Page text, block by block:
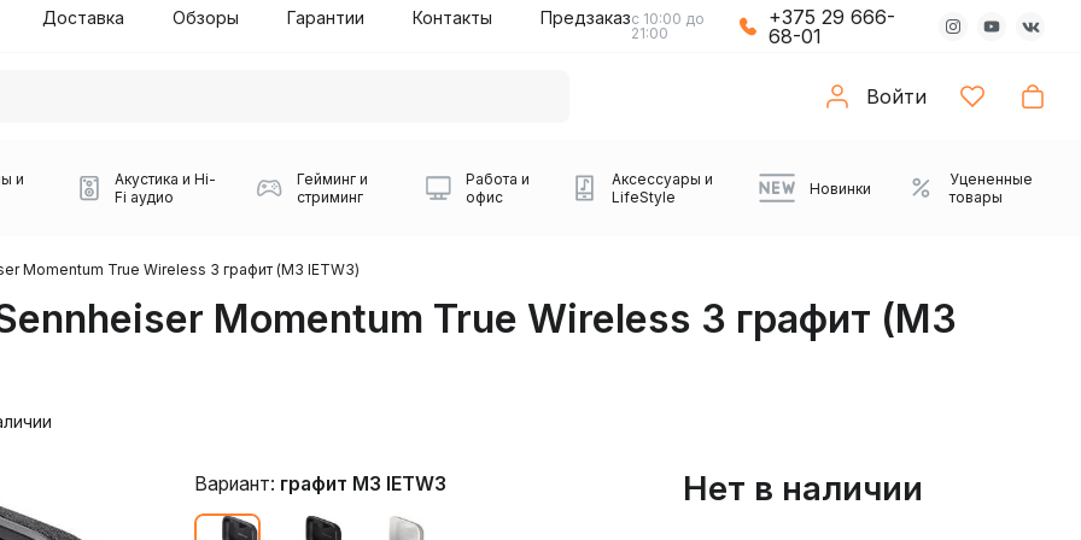
Доставка Обзоры Гарантии Контакты Предзаказс 10:00 до
21:00
+375 29 666-
68-01
Войти
Плееры Аудиоинтерфейсы
и
Виниловые
Звуковые карты
Акустика и Hi-
Fi аудио
Partybox
Гейминг и
стриминг
Компьютерные колонки Веб-камеры
Работа и
офис
Коврики с подсветкой Проекторы
Аксессуары и
LifeStyle
Зарядные устройства Транспорт
Новинки
Уцененные
товары
Momentum True Wireless 3 графит (M3 IETW3)
Momentum True Wireless 3 графит (M3
Вариант: графит M3 IETW3 Нет в наличии